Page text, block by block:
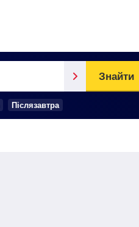
Післязавтра
Знайти